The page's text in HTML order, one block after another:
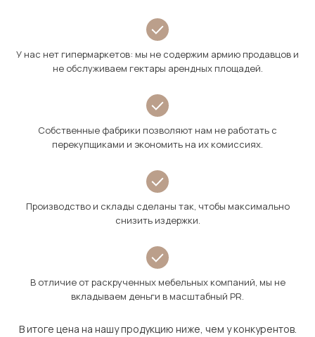
У нас нет гипермаркетов: мы не содержим армию продавцов и
не обслуживаем гектары арендных площадей.
Собственные фабрики позволяют нам не работать с
перекупщиками и экономить на их комиссиях.
Производство и склады сделаны так, чтобы максимально
снизить издержки.
В отличие от раскрученных мебельных компаний, мы не
вкладываем деньги в масштабный PR.
В итоге цена на нашу продукцию ниже, чем у конкурентов.